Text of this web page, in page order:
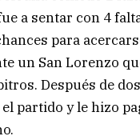
a sentar con 4
para
un San Lorenzo
Después de
partido y le hizo